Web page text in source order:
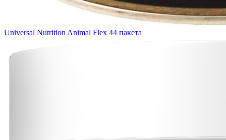
Universal Nutrition Animal Flex 44 пакета